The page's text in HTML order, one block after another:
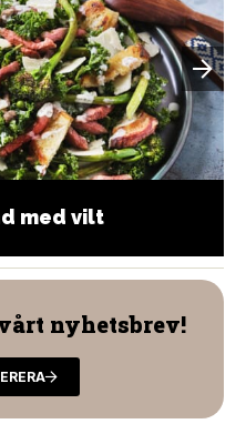
med vilt
nyhetsbrev!